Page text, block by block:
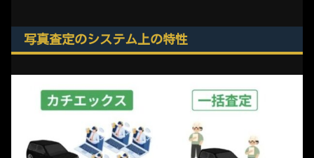
写真査定のシステム上の特性